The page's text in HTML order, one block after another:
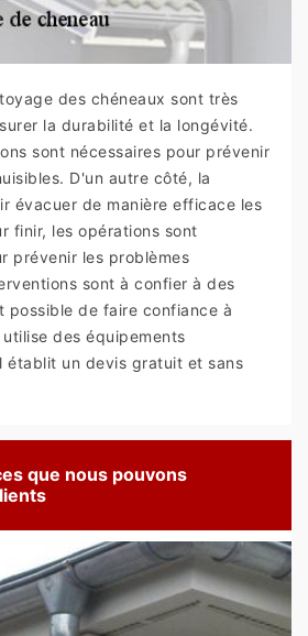
des chéneaux sont très
la durabilité et la longévité.
sont nécessaires pour prévenir
D'un autre côté, la
évacuer de manière efficace les
finir, les opérations sont
prévenir les problèmes
sont à confier à des
possible de faire confiance à
des équipements
établit un devis gratuit et sans
que nous pouvons